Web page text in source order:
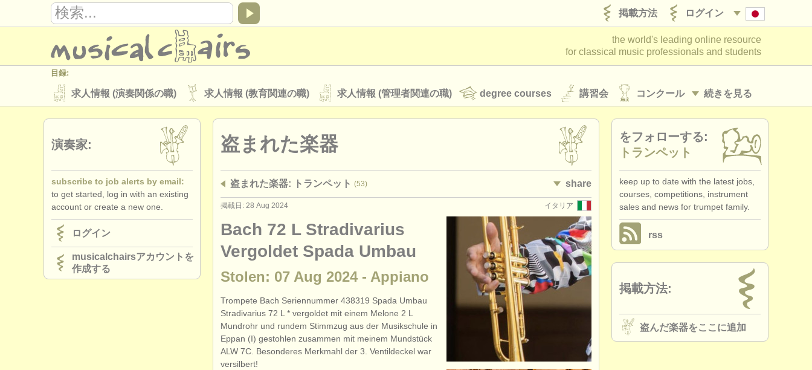
ログイン
掲載方法
the world's leading online resource
for classical music professionals and students
目録:
続きを見る
求人情報 (演奏関係の職) 求人情報 (教育関連の職) 求人情報 (管理者関連の職) degree courses 講習会 コンクール
楽器の販売 盗まれた楽器
ディレクトリー:
音楽学校
musicalchairs:
musicalchairsについて お問い合わせ
出版社:
掲載方法 find out about ourATS ATS faq ログイン
盗まれた楽器
盗まれた楽器: トランペット (53) share
イタリア
掲載日: 28 Aug 2024
Bach 72 L Stradivarius
Vergoldet Spada Umbau
Stolen: 07 Aug 2024 - Appiano
Trompete Bach Seriennummer 438319 Spada Umbau
Stradivarius 72 L * vergoldet mit einem Melone 2 L
Mundrohr und rundem Stimmzug aus der Musikschule in
Eppan (I) gestohlen zusammen mit meinem Mundstück
ALW 7C. Besonderes Merkmahl der 3. Ventildeckel war
versilbert!
演奏家:
subscribe to job alerts by email:
to get started, log in with an existing
account or create a new one.
ログイン
musicalchairsアカウントを
作成する
をフォローする:
トランペット
keep up to date with the latest jobs,
courses, competitions, instrument
sales and news for trumpet family.
rss
掲載方法:
盗んだ楽器をここに追加